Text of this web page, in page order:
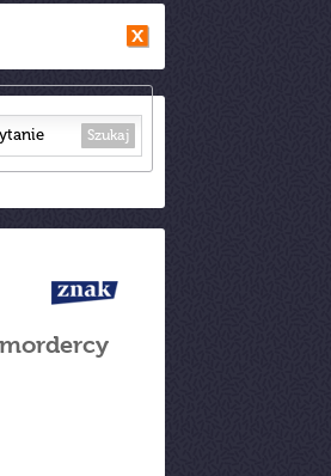
Szukaj